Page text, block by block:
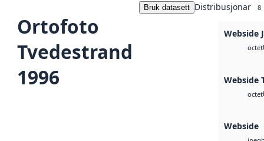
Ortofoto
Tvedestrand
1996
Bruk datasett Distribusjonar 8
Webside
octet
Webside
octet
Webside